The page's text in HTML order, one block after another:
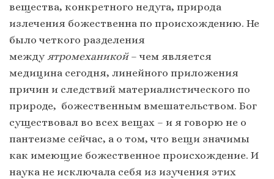
вещества, конкретного недуга, природа
излечения божественна по происхождению. Не
было четкого разделения
междуятромеханикой– чем является
медицина сегодня, линейного приложения
причин и следствий материалистического по
природе, божественным вмешательством. Бог
существовал во всех вещах – и я говорю не о
пантеизме сейчас, а о том, что вещи значимы
как имеющие божественное происхождение. И
наука не исключала себя из изучения этих